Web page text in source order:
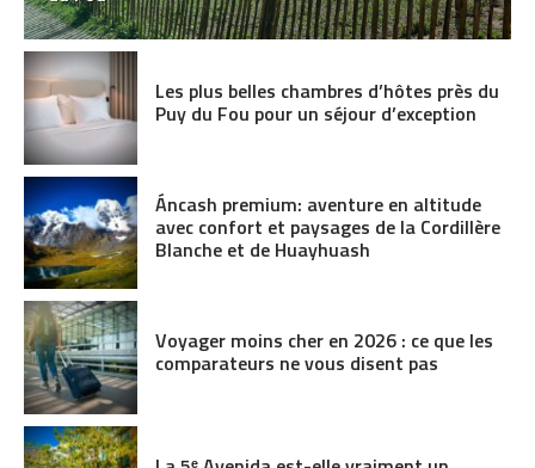
Les plus belles chambres d’hôtes près du
Puy du Fou pour un séjour d’exception
Áncash premium: aventure en altitude
avec confort et paysages de la Cordillère
Blanche et de Huayhuash
Voyager moins cher en 2026 : ce que les
comparateurs ne vous disent pas